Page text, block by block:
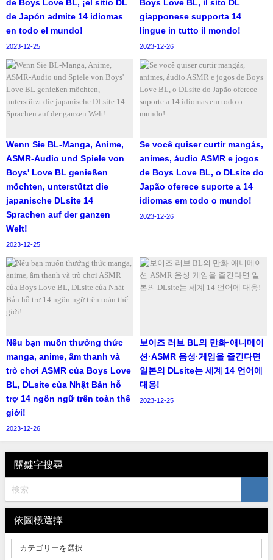
de Boys Love BL, ¡el sitio DL
de Japón admite 14 idiomas
en todo el mundo!
2023-12-25
Boys Love BL, il sito DL
giapponese supporta 14
lingue in tutto il mondo!
2023-12-26
Wenn Sie BL-Manga, Anime,
ASMR-Audio und Spiele von
Boys' Love BL genießen
möchten, unterstützt die
japanische DLsite 14
Sprachen auf der ganzen
Welt!
2023-12-25
Se você quiser curtir mangás,
animes, áudio ASMR e jogos
de Boys Love BL, o DLsite do
Japão oferece suporte a 14
idiomas em todo o mundo!
2023-12-26
Nếu bạn muốn thưởng thức
manga, anime, âm thanh và
trò chơi ASMR của Boys Love
BL, DLsite của Nhật Bản hỗ
trợ 14 ngôn ngữ trên toàn thế
giới!
2023-12-26
보이즈 러브 BL의 만화·애니메이
션·ASMR 음성·게임을 즐긴다면
일본의 DLsite는 세계 14 언어에
대응!
2023-12-25
關鍵字搜尋
依圖樣選擇